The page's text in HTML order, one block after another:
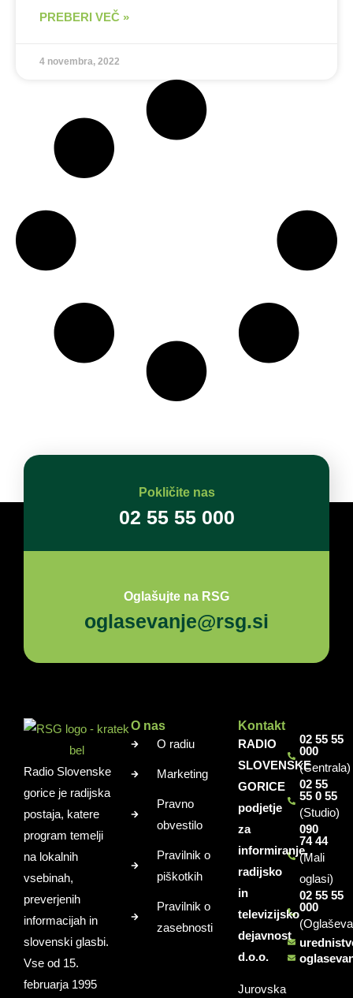
PREBERI VEČ »
4 novembra, 2022
Pokličite nas
02 55 55 000
Oglašujte na RSG
oglasevanje@rsg.si
Radio Slovenske
gorice je radijska
postaja, katere
program temelji
na lokalnih
vsebinah,
preverjenih
informacijah in
slovenski glasbi.
Vse od 15.
februarja 1995
O nas
O radiu
Marketing
Pravno
obvestilo
Pravilnik o
piškotkih
Pravilnik o
zasebnosti
Kontakt
RADIO
SLOVENSKE
GORICE
podjetje
za
informiranje,
radijsko
in
televizijsko
dejavnost
d.o.o.
Jurovska
02 55 55
000
(Centrala)
02 55
55 0 55
(Studio)
090
74 44
(Mali
oglasi)
02 55 55
000